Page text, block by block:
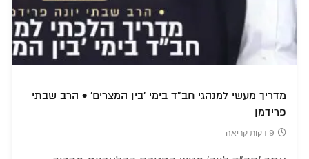
מדריך מעשי למנהגי חב"ד בימי 'בין המצרים' • הרב שבתי
פרידמן
9 דקות קריאה